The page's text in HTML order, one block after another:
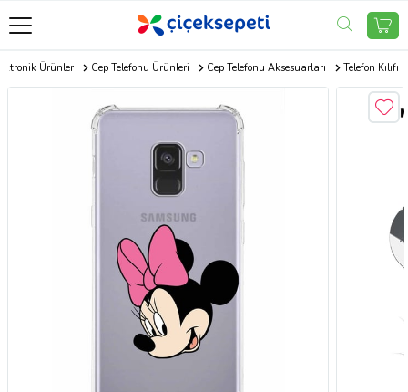
Ürünler Cep Telefonu Ürünleri Cep Telefonu Aksesuarları Telefon Kılıfı